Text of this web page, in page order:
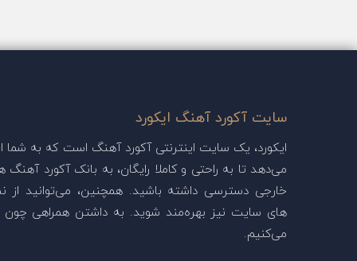
سایت آکورد آهنگ ایکورد
ایکورد، یک سایت اینترنتی آکورد آهنگ است که به شما
می‌دهد تا به راحتی و کاملا رایگان، به بانک آکورد آهنگ
خارجی دسترسی داشته باشید. همچنین، می‌توانید از
های سایت نیز بهره‌مند شوید. به داشتن همراهی چون
می‌کنیم.